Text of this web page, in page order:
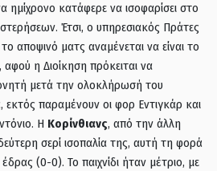
ημίχρονο κατάφερε να ισοφαρίσει στο
Έτσι, ο υπηρεσιακός Πράτες
αποψινό ματς αναμένεται να είναι το
η Διοίκηση πρόκειται να
μετά την ολοκλήρωσή του
εκτός παραμένουν οι φορ Εντιγκάρ και
Η Κορίνθιανς, από την άλλη
σερί ισοπαλία της, αυτή τη φορά
(0-0). Το παιχνίδι ήταν μέτριο, με